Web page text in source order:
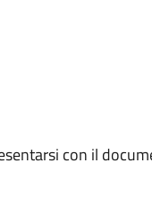
con il